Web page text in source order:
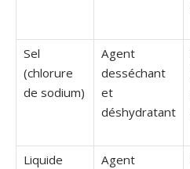
Sel
(chlorure
de sodium)
Agent
desséchant
et
déshydratant
Liquide
Agent